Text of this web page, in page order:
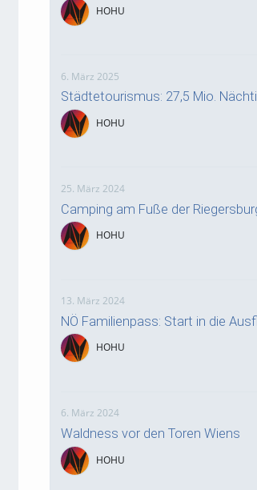
HOHU
6. März 2025
Städtetourismus: 27,5 Mio.
HOHU
25. März 2024
Camping am Fuße der
HOHU
13. März 2024
NÖ Familienpass: Start in die
HOHU
6. März 2024
Waldness vor den Toren Wiens
HOHU